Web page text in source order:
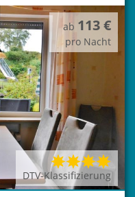
DTV-Klassifizierung
ab 113 €
pro Nacht